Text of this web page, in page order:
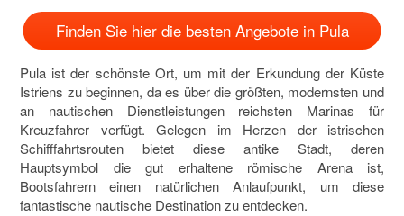
Finden Sie hier die besten Angebote in Pula
Pula ist der schönste Ort, um mit der Erkundung der Küste
Istriens zu beginnen, da es über die größten, modernsten und
an nautischen Dienstleistungen reichsten Marinas für
Kreuzfahrer verfügt. Gelegen im Herzen der istrischen
Schifffahrtsrouten bietet diese antike Stadt, deren
Hauptsymbol die gut erhaltene römische Arena ist,
Bootsfahrern einen natürlichen Anlaufpunkt, um diese
fantastische nautische Destination zu entdecken.